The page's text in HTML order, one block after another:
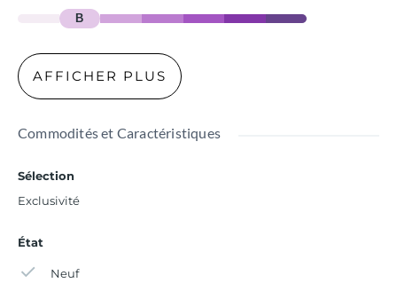
B
AFFICHER PLUS
Commodités et Caractéristiques
Sélection
Exclusivité
État
Neuf